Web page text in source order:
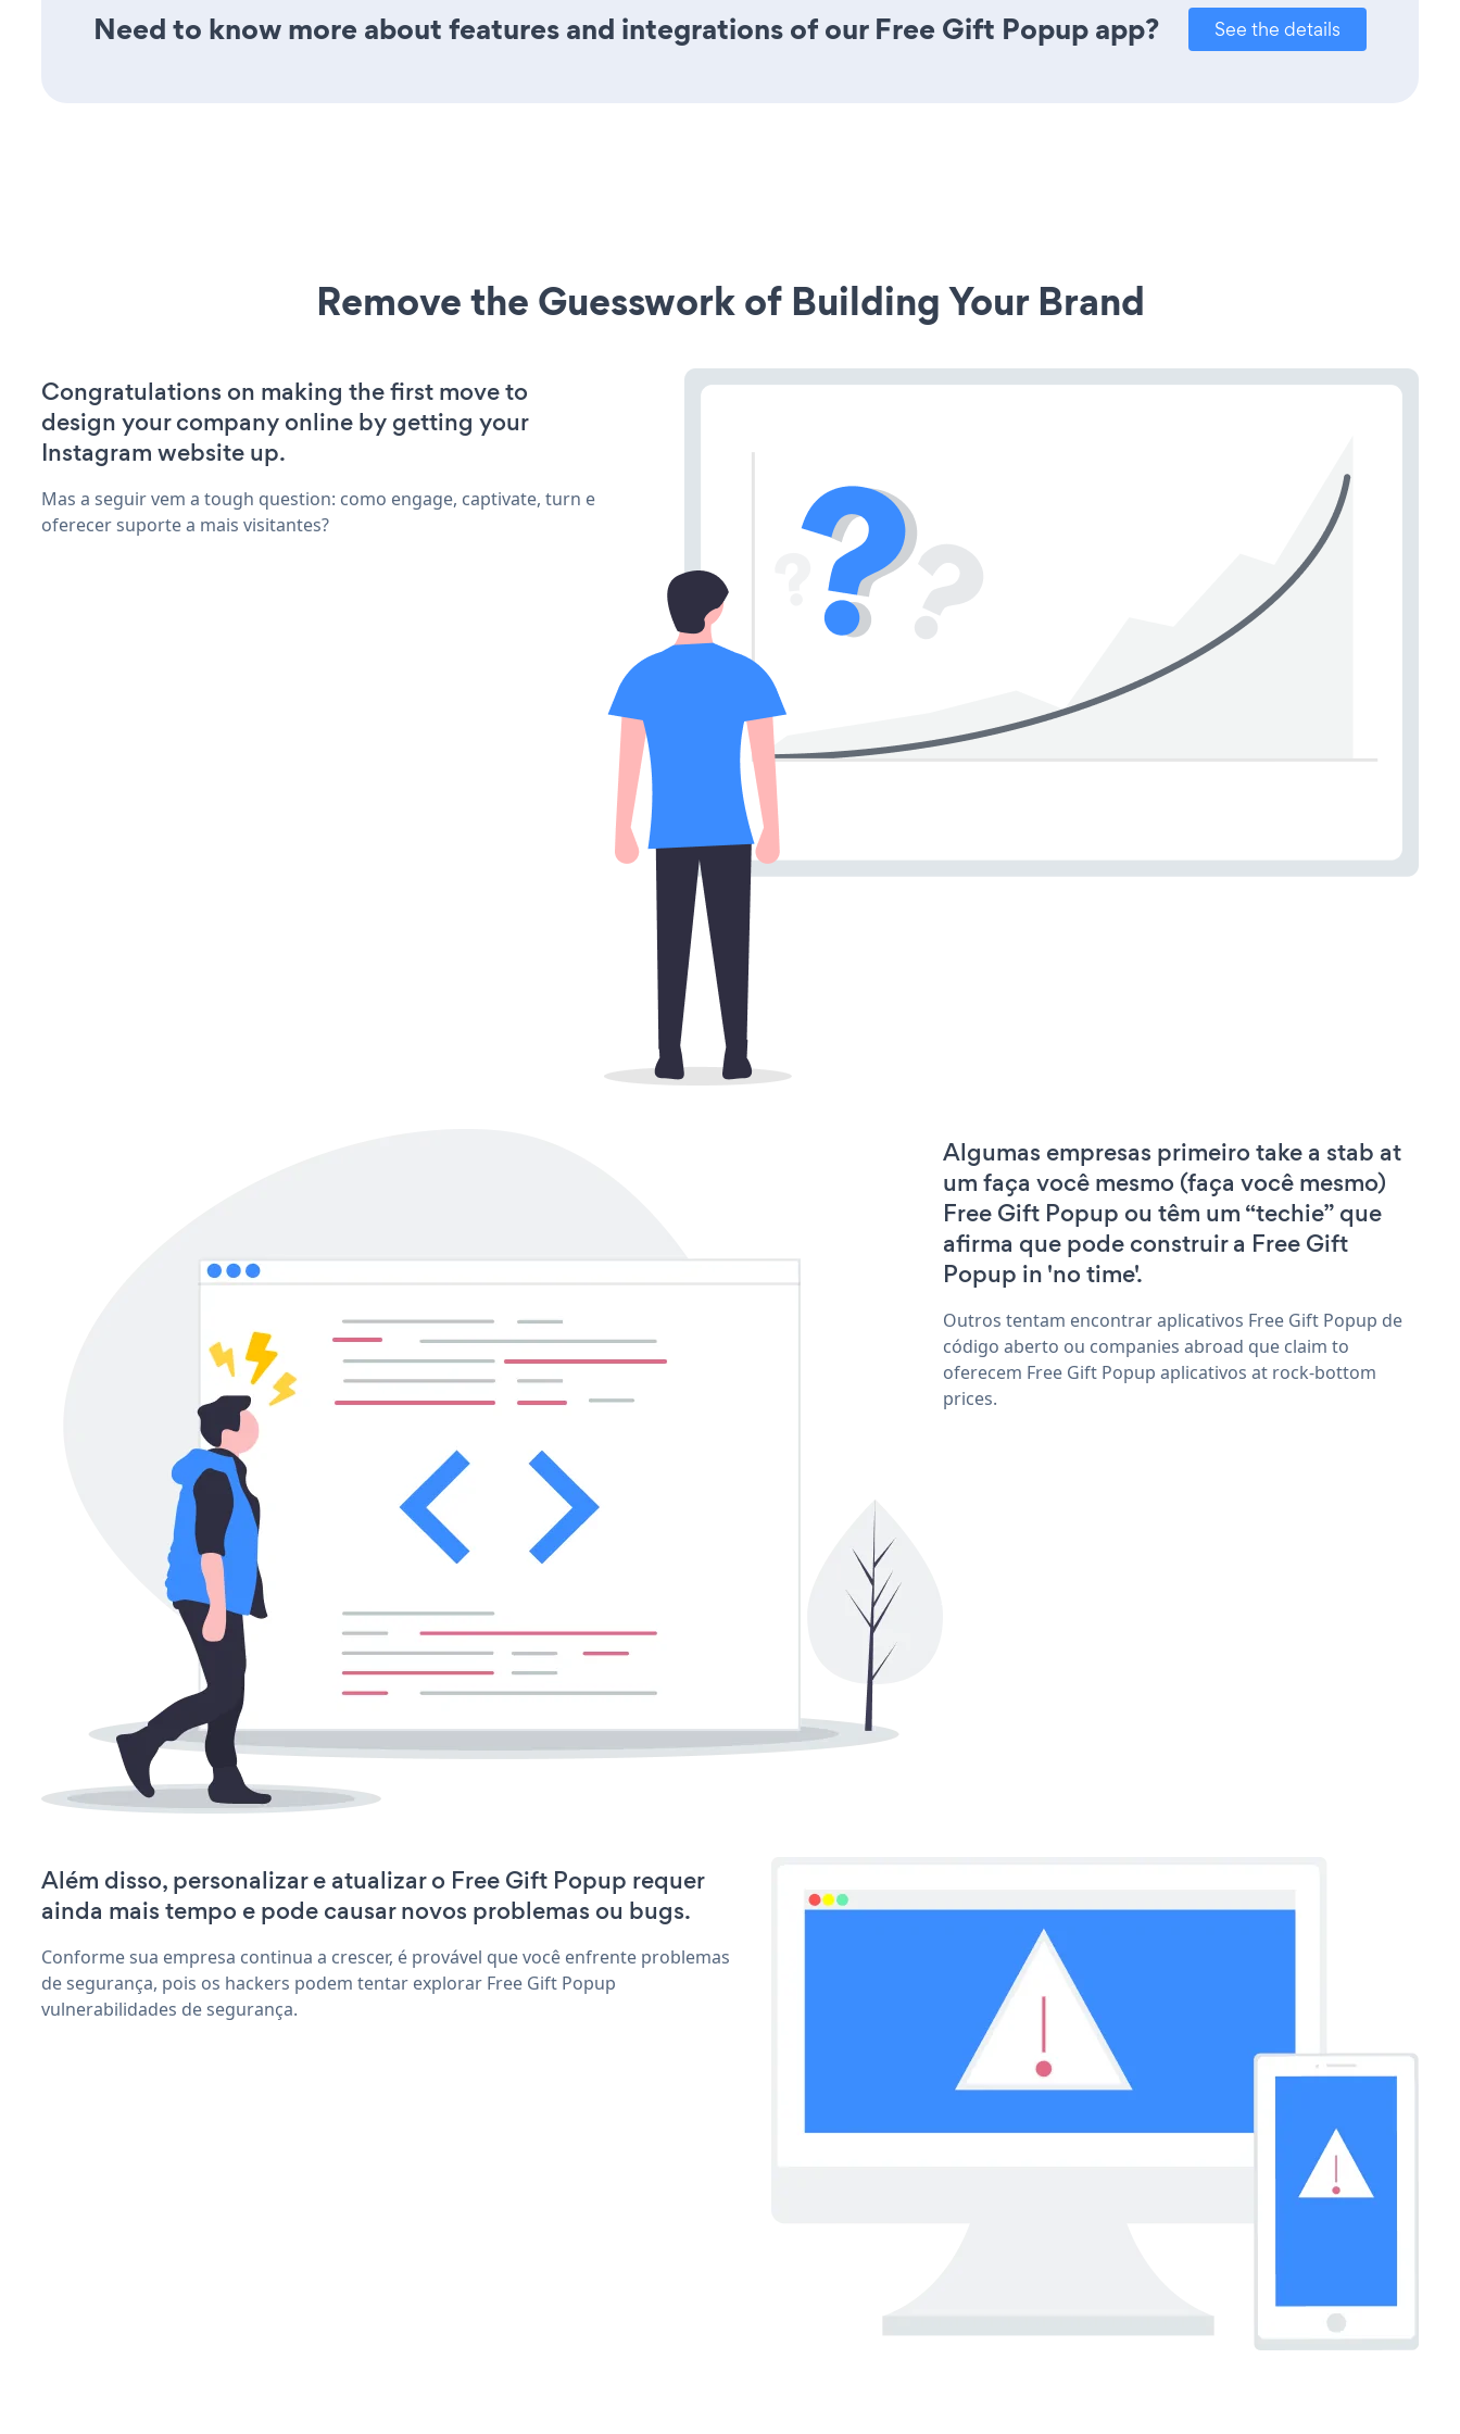
Need to know more about features and integrations of our Free Gift Popup app? See the details
Remove the Guesswork of Building Your Brand
Congratulations on making the first move to
design your company online by getting your
Instagram website up.
Mas a seguir vem a tough question: como engage, captivate, turn e
oferecer suporte a mais visitantes?
Algumas empresas primeiro take a stab at
um faça você mesmo (faça você mesmo)
Free Gift Popup ou têm um “techie” que
afirma que pode construir a Free Gift
Popup in 'no time'.
Outros tentam encontrar aplicativos Free Gift Popup de
código aberto ou companies abroad que claim to
oferecem Free Gift Popup aplicativos at rock-bottom
prices.
Além disso, personalizar e atualizar o Free Gift Popup requer
ainda mais tempo e pode causar novos problemas ou bugs.
Conforme sua empresa continua a crescer, é provável que você enfrente problemas
de segurança, pois os hackers podem tentar explorar Free Gift Popup
vulnerabilidades de segurança.